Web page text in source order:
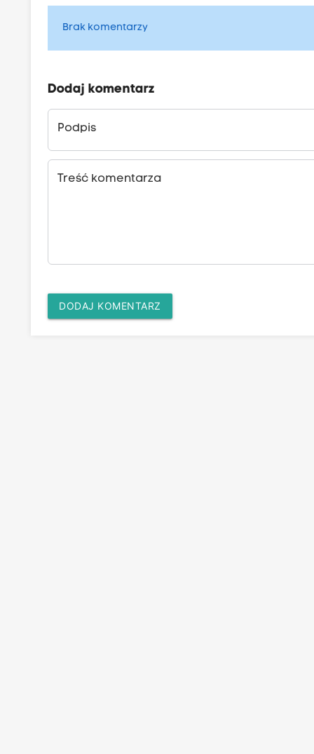
Brak komentarzy
Dodaj komentarz
Podpis
Treść komentarza
DODAJ KOMENTARZ